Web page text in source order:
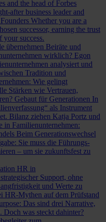
and the head of Forbes
after business leader and
Whether you are a
successor, earning the trust
your success.
übernehmen Beiräte und
wirklich? Egon
analysiert und
Tradition und
Wie gelingt
Stärken wie Vertrauen,
Gebaut für Generationen In
als Instrument
Bilanz ziehen Katja Portz und
in Familienunternehmen:
Beim Generationswechsel
Sie muss die Führungs-
– um sie zukunftsfest zu
HR in
Support, ohne
und Werte zu
HR-Mythen auf dem Prüfstand
Das sind drei Narrative,
Doch was steckt dahinter?